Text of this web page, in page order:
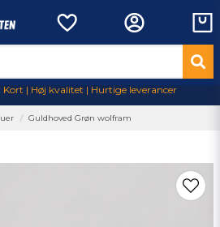
| Høj kvalitet | Hurtige leverancer
Guldhoved Grøn wolfram